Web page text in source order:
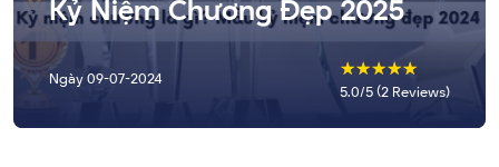
Kỷ Niệm Chương Đẹp 2025
Ngày09-07-2024 ☆
☆
☆
☆
☆
5.0/5 (2 Reviews)